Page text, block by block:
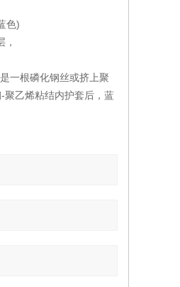
色)
一根磷化钢丝或挤上聚
聚乙烯粘结内护套后，蓝